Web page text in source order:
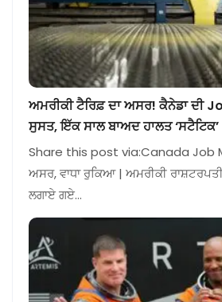
ਅਮਰੀਕੀ ਟੈਰਿਫ਼ ਦਾ ਅਸਰ! ਕੈਨੇਡਾ ਦੀ
ਸੁਸਤ, ਇੱਕ ਸਾਲ ਬਾਅਦ ਹਾਲਤ ‘ਸਟੈਟਿਕ’
Share this post via:Canada Job
ਅਸਰ, ਵਾਧਾ ਰੁਕਿਆ | ਅਮਰੀਕੀ
ਲਗਾਏ ਗਏ…